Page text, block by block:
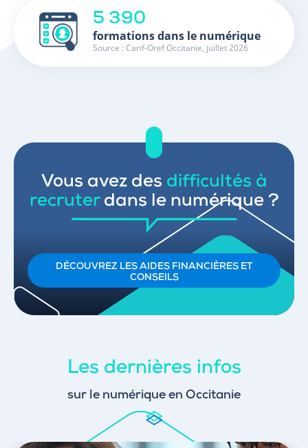
5 390
formations dans le numérique
Source : Carif-Oref Occitanie, juillet 2026
Vous avez des difficultés à
recruterdans le numérique ?
DÉCOUVREZ LES AIDES FINANCIÈRES ET
CONSEILS
Les dernières infos
sur le numérique en Occitanie